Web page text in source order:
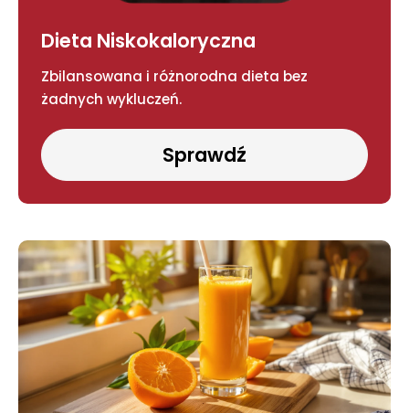
Dieta Niskokaloryczna
Zbilansowana i różnorodna dieta bez
żadnych wykluczeń.
Sprawdź